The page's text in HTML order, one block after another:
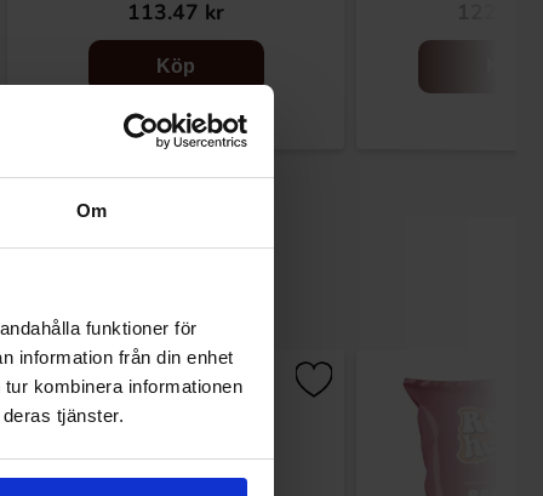
Om
funktioner för
information från din enhet
kombinera informationen
tjänster.
113.47 kr
Köp